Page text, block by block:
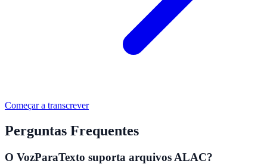
Começar a transcrever
Perguntas Frequentes
O VozParaTexto suporta arquivos ALAC?